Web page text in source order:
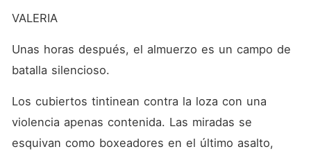
VALERIA
Unas horas después, el almuerzo es un campo de
batalla silencioso.
Los cubiertos tintinean contra la loza con una
violencia apenas contenida. Las miradas se
esquivan como boxeadores en el último asalto,